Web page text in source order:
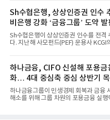
Sh수협은행, 상상인증권 인수
비은행 강화 ‘금융그룹’ 도약 발
Sh수협은행이 상상인증권 인수를 전격
다. 지난해 사모펀드(PEF) 운용사 KCGI
하나금융, CIFO 신설해 포용금
화… 4대 중심축 중심 상반기
60% 달성
하나금융그룹이 민생경제 회복과 금융
해소를 위해 그룹 차원의 포용금융 실행